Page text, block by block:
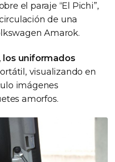
el paraje “El Pichi”,
de una
Amarok.
los uniformados
visualizando en
imágenes
amorfos.